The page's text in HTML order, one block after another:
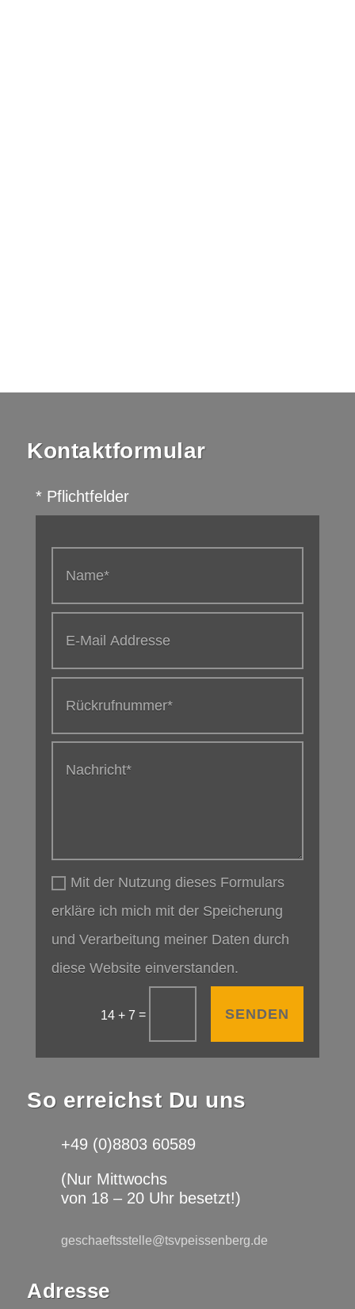
Kontaktformular
* Pflichtfelder
Mit der Nutzung dieses Formulars
erkläre ich mich mit der Speicherung
und Verarbeitung meiner Daten durch
diese Website einverstanden.
14 + 7 = SENDEN
So erreichst Du uns
+49 (0)8803 60589
(Nur Mittwochs
von 18 – 20 Uhr besetzt!)
geschaeftsstelle@tsvpeissenberg.de
Adresse